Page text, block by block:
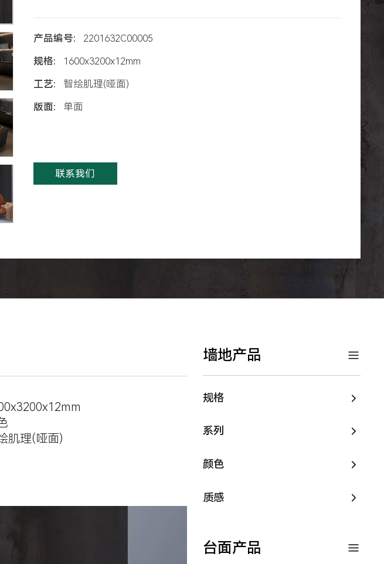
产品编号:
2201632C00005
规格:
1600x3200x12mm
工艺:
智绘肌理(哑面)
版面:
单面
联系我们
肌理(哑面)
墙地产品
规格
系列
颜色
质感
台面产品